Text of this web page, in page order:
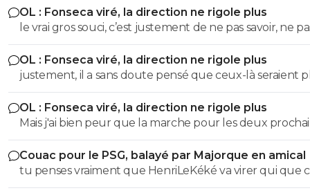
OL : Fonseca viré, la direction ne rigole plus
le vrai gros souci, c’est justement de ne pas savoir, ne
savoir si il se trompe, ne pas savoir s’il fait au mieux avec
des biquettes… et comme cela se répète chaque
les matchs couperets, ça devient problématique pour
Club… 😏🇵🇹🇧🇷🇫🇷🇺🇦
OL : Fonseca viré, la direction ne rigole plus
justement, il a sans doute pensé que ceux-là seraient
forme et pas crâmés… 😏🇵🇹🇧🇷🇫🇷🇺🇦
OL : Fonseca viré, la direction ne rigole plus
Mais j'ai bien peur que la marche pour les deux
match, si on passe contre le Spartak, ne soit trop haute .
Couac pour le PSG, balayé par Majorque en amical
tu penses vraiment que HenriLeKéké va virer qui que
après un match comme ça ? 😏🇵🇹🇧🇷🇫🇷🇺🇦